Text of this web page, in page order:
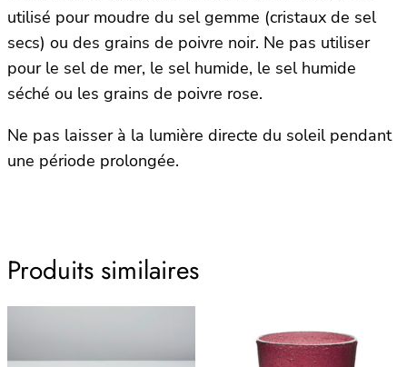
utilisé pour moudre du sel gemme (cristaux de sel
secs) ou des grains de poivre noir. Ne pas utiliser
pour le sel de mer, le sel humide, le sel humide
séché ou les grains de poivre rose.
Ne pas laisser à la lumière directe du soleil pendant
une période prolongée.
Produits similaires